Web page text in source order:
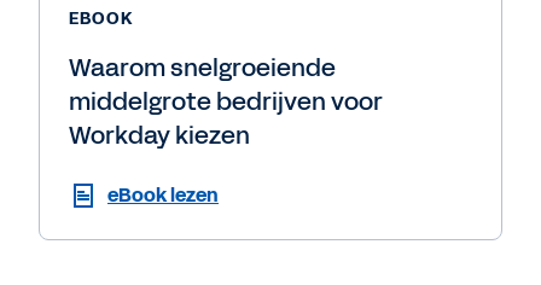
EBOOK
Waarom snelgroeiende
middelgrote bedrijven voor
Workday kiezen
eBook lezen